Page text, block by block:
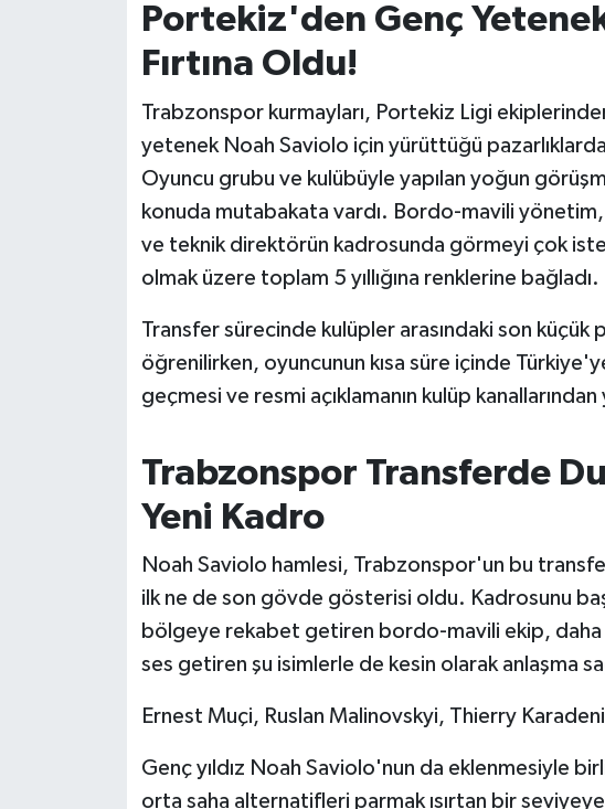
Portekiz'den Genç
Fırtına Oldu!
Trabzonspor kurmayları, Portekiz Ligi
yetenek Noah Saviolo için yürüttüğü
Oyuncu grubu ve kulübüyle yapılan yoğun
konuda mutabakata vardı. Bordo-mavili
ve teknik direktörün kadrosunda görmeyi çok
olmak üzere toplam 5 yıllığına renklerine bağladı.
Transfer sürecinde kulüpler arasındaki son
öğrenilirken, oyuncunun kısa süre içinde
geçmesi ve resmi açıklamanın kulüp kanallarından
Trabzonspor Transferde
Yeni Kadro
Noah Saviolo hamlesi, Trabzonspor'un bu
ilk ne de son gövde gösterisi oldu. Kadrosunu
bölgeye rekabet getiren bordo-mavili ekip,
ses getiren şu isimlerle de kesin olarak anlaşma
Ernest Muçi, Ruslan Malinovskyi, Thierry
Genç yıldız Noah Saviolo'nun da eklenmesiyle
orta saha alternatifleri parmak ısırtan bir seviyeye
SEYAHAT
SÜRMANŞET
TARİHTE BUGÜN